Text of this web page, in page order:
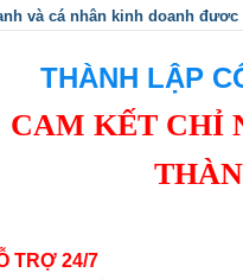
và cá nhân kinh doanh được
THÀNH LẬP
CAM KẾT CHỈ
TRỢ 24/7